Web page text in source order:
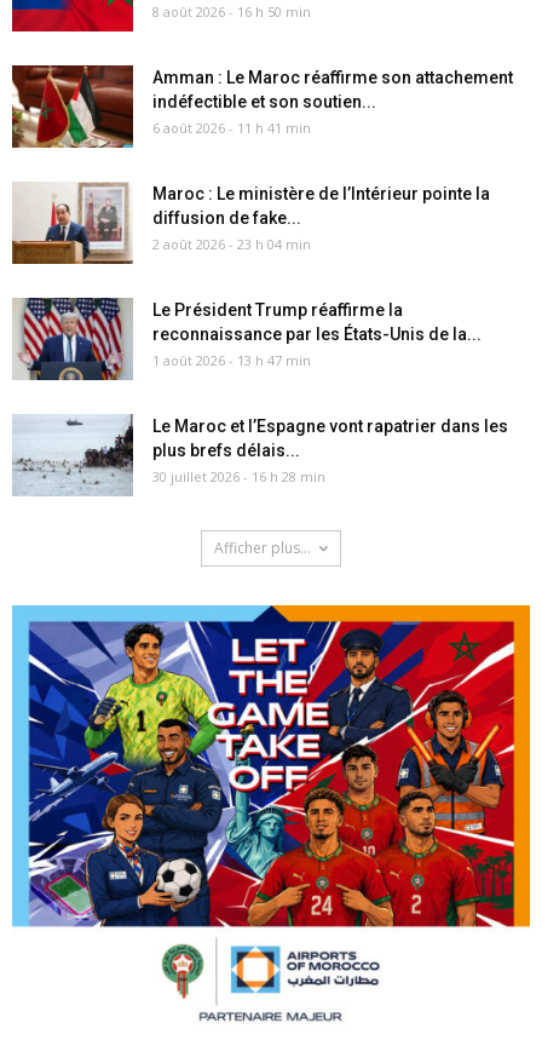
8 août 2026 - 16 h 50 min
Amman : Le Maroc réaffirme son attachement
indéfectible et son soutien...
6 août 2026 - 11 h 41 min
Maroc : Le ministère de l’Intérieur pointe la
diffusion de fake...
2 août 2026 - 23 h 04 min
Le Président Trump réaffirme la
reconnaissance par les États-Unis de la...
1 août 2026 - 13 h 47 min
Le Maroc et l’Espagne vont rapatrier dans les
plus brefs délais...
30 juillet 2026 - 16 h 28 min
Afficher plus...